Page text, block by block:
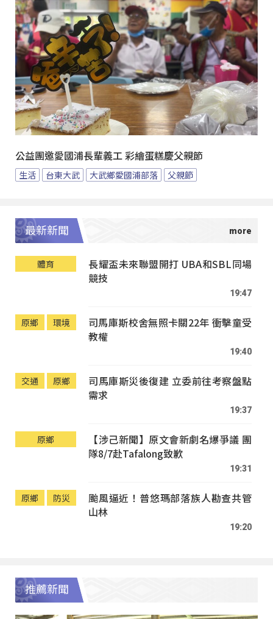
公益團邀愛國浦長輩義工 彩繪蛋糕慶父親節
生活 台東大武 大武鄉愛國浦部落 父親節
最新新聞
體育
長耀盃未來聯盟開打 UBA和SBL同場
競技
19:47
原鄉 環境
司馬庫斯校舍無照卡關22年 衝擊童受
教權
19:40
交通 原鄉
司馬庫斯災後復建 立委前往考察盤點
需求
19:37
原鄉
【涉己新聞】原文會新劇名爆爭議 團
隊8/7赴Tafalong致歉
19:31
原鄉 防災
颱風逼近！普悠瑪部落族人勘查共管
山林
19:20
推薦新聞